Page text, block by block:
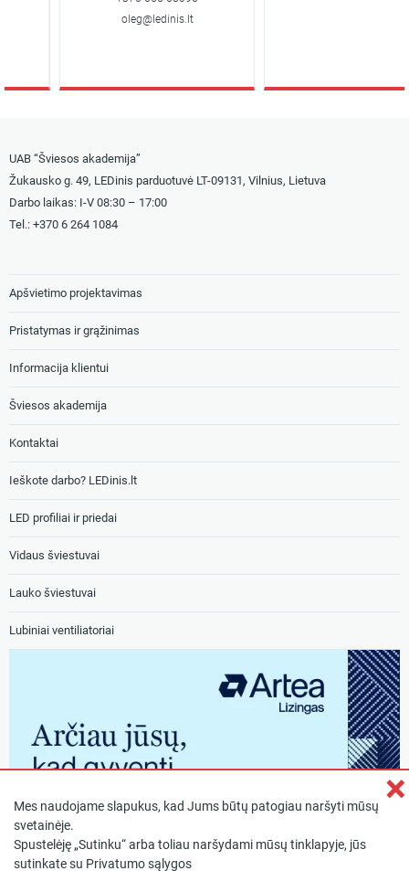
oleg@ledinis.lt
UAB “Šviesos akademija”
Žukausko g. 49, LEDinis parduotuvė LT-09131, Vilnius, Lietuva
Darbo laikas: I-V 08:30 – 17:00
Tel.: +370 6 264 1084
Apšvietimo projektavimas
Pristatymas ir grąžinimas
Informacija klientui
Šviesos akademija
Kontaktai
Ieškote darbo? LEDinis.lt
LED profiliai ir priedai
Vidaus šviestuvai
Lauko šviestuvai
Lubiniai ventiliatoriai
Mes naudojame slapukus, kad Jums būtų patogiau naršyti mūsų
svetainėje.
Spustelėję „Sutinku“ arba toliau naršydami mūsų tinklapyje, jūs
sutinkate su Privatumo sąlygos
×